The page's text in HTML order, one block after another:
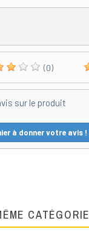
(0)
sur le produit
à donner votre avis !
CATÉGORIE